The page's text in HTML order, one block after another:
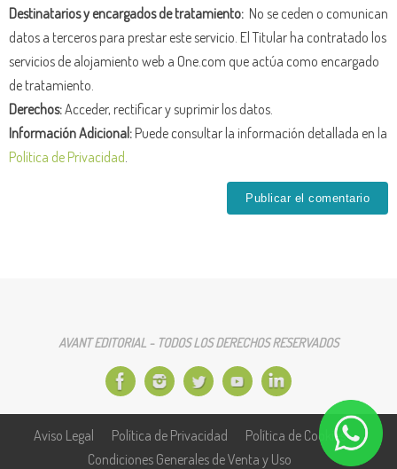
Destinatarios y encargados de tratamiento: No se ceden o comunican
datos a terceros para prestar este servicio. El Titular ha contratado los
servicios de alojamiento web a One.com que actúa como encargado
de tratamiento.
Derechos:Acceder, rectificar y suprimir los datos.
Información Adicional:Puede consultar la información detallada en la
Política de Privacidad.
AVANT EDITORIAL - TODOS LOS DERECHOS RESERVADOS
Aviso Legal Política de Privacidad
Política de Cookies
Condiciones Generales de Venta y Uso